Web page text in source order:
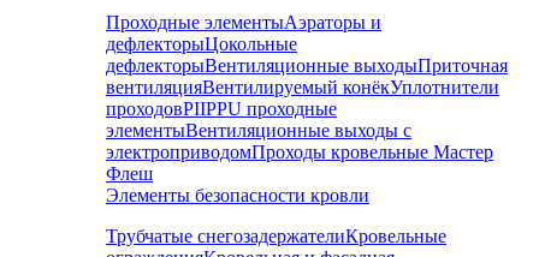
Проходные элементыАэраторы и
дефлекторыЦокольные
дефлекторыВентиляционные выходыПриточная
вентиляцияВентилируемый конёкУплотнители
проходовPIIPPU проходные
элементыВентиляционные выходы с
электроприводомПроходы кровельные Мастер
Флеш
Элементы безопасности кровли
Трубчатые снегозадержателиКровельные